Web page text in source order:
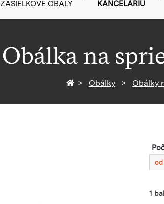
ZÁSIELKOVÉ OBALY
KANCELÁRIU
Obálka na
Späť na homepage
Obálky Obálky
od
1